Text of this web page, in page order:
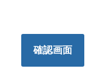
確認画面